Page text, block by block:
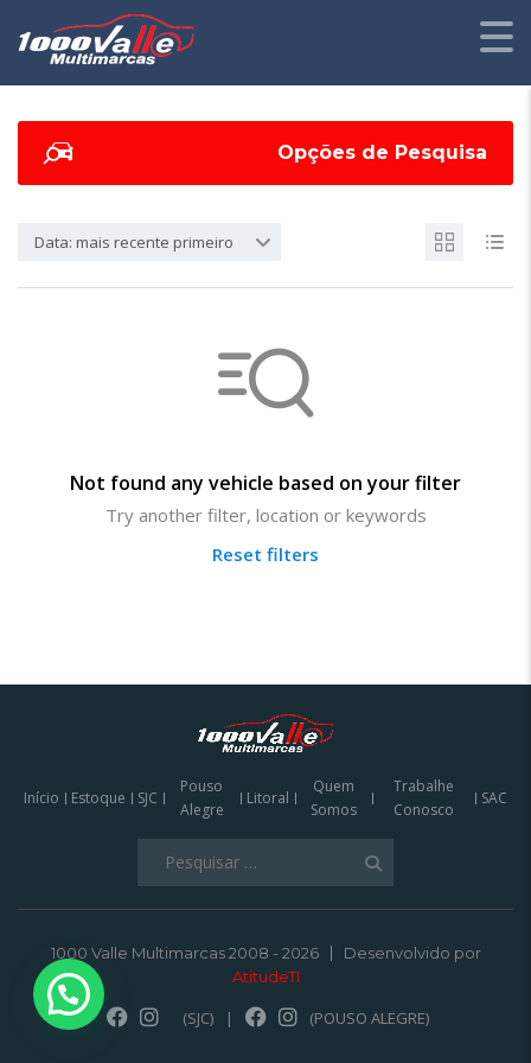
Opções de Pesquisa
Data: mais recente primeiro
Not found any vehicle based on your filter
Try another filter, location or keywords
Reset filters
Início Estoque SJC
Pouso
Alegre
Litoral
Quem
Somos
Trabalhe
Conosco
SAC
1000 Valle Multimarcas 2008 - 2026
Desenvolvido por
AtitudeTI
(SJC) | (POUSO ALEGRE)